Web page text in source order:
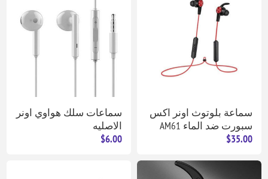
سماعة بلوتوث اونر اكس
سبورت ضد الماء AM61
$35.00
سماعات سلك هواوي اونر
الاصليه
$6.00